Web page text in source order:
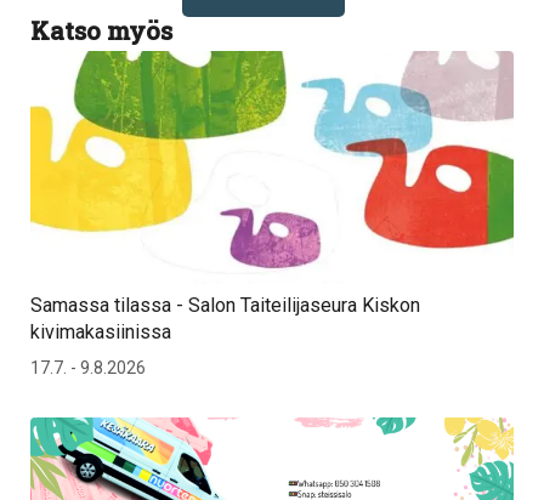
Katso myös
Samassa tilassa - Salon Taiteilijaseura Kiskon
kivimakasiinissa
17.7. - 9.8.2026